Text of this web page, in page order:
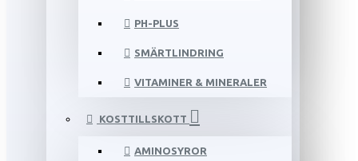
PH-PLUS
SMÄRTLINDRING
VITAMINER & MINERALER
KOSTTILLSKOTT
AMINOSYROR